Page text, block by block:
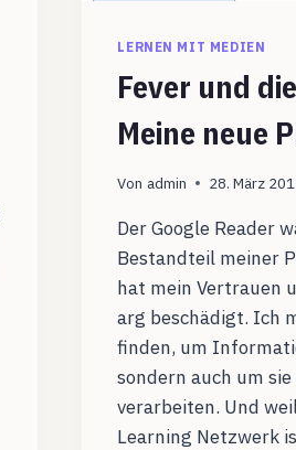
LERNEN MIT MEDIEN
Fever und
Meine neue
Von admin 28. März
Der Google Reader
Bestandteil meiner
hat mein Vertrauen
arg beschädigt. Ich
finden, um
sondern auch um
verarbeiten. Und
Learning Netzwerk